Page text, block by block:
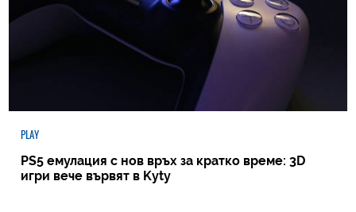
PLAY
PS5 емулация с нов връх за кратко време: 3D
игри вече вървят в Kyty